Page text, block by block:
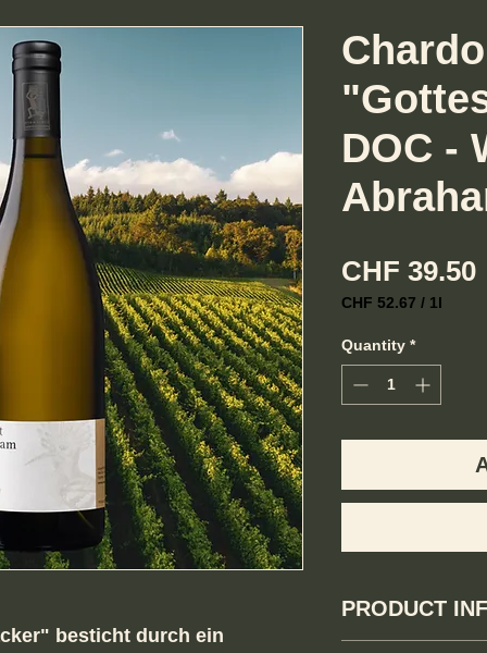
besticht durch ein
DOC -
CHF 39.50
CHF 52.67 / 1l
per
1
Liter
Quantity *
PRODUCT